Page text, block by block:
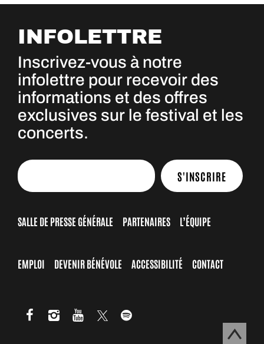
INFOLETTRE
Inscrivez-vous à notre
infolettre pour recevoir des
informations et des offres
exclusives sur le festival et les
concerts.
S'INSCRIRE
SALLE DE PRESSE GÉNÉRALE PARTENAIRES L’ÉQUIPE
EMPLOI DEVENIR BÉNÉVOLE ACCESSIBILITÉ CONTACT